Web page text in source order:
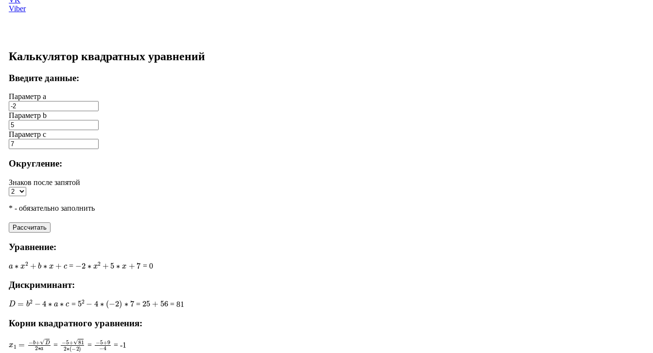
Viber
Калькулятор квадратных уравнений
Введите данные:
Параметр a
Параметр b
Параметр с
Округление:
Знаков после запятой
* - обязательно заполнить
Рассчитать
Уравнение:
2 b ∗ = 2∗ 2+ 5 ∗ = 0
Дискриминант:
D= 2− a = 52 ∗ − )∗ = 25 + 56 = 81
Корни квадратного уравнения:
+ D2∗ = 5+ 812 −2 )
= 5 +9 = -1